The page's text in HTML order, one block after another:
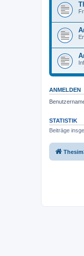
ANMELDEN
STATISTIK
Beiträge